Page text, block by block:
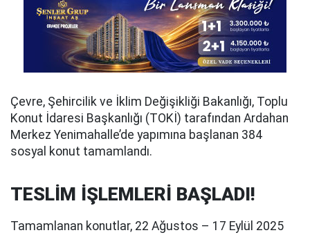
Çevre, Şehircilik ve İklim Değişikliği Bakanlığı, Toplu
Konut İdaresi Başkanlığı (TOKİ) tarafından Ardahan
Merkez Yenimahalle’de yapımına başlanan 384
sosyal konut tamamlandı.
TESLİM İŞLEMLERİ BAŞLADI!
Tamamlanan konutlar, 22 Ağustos – 17 Eylül 2025